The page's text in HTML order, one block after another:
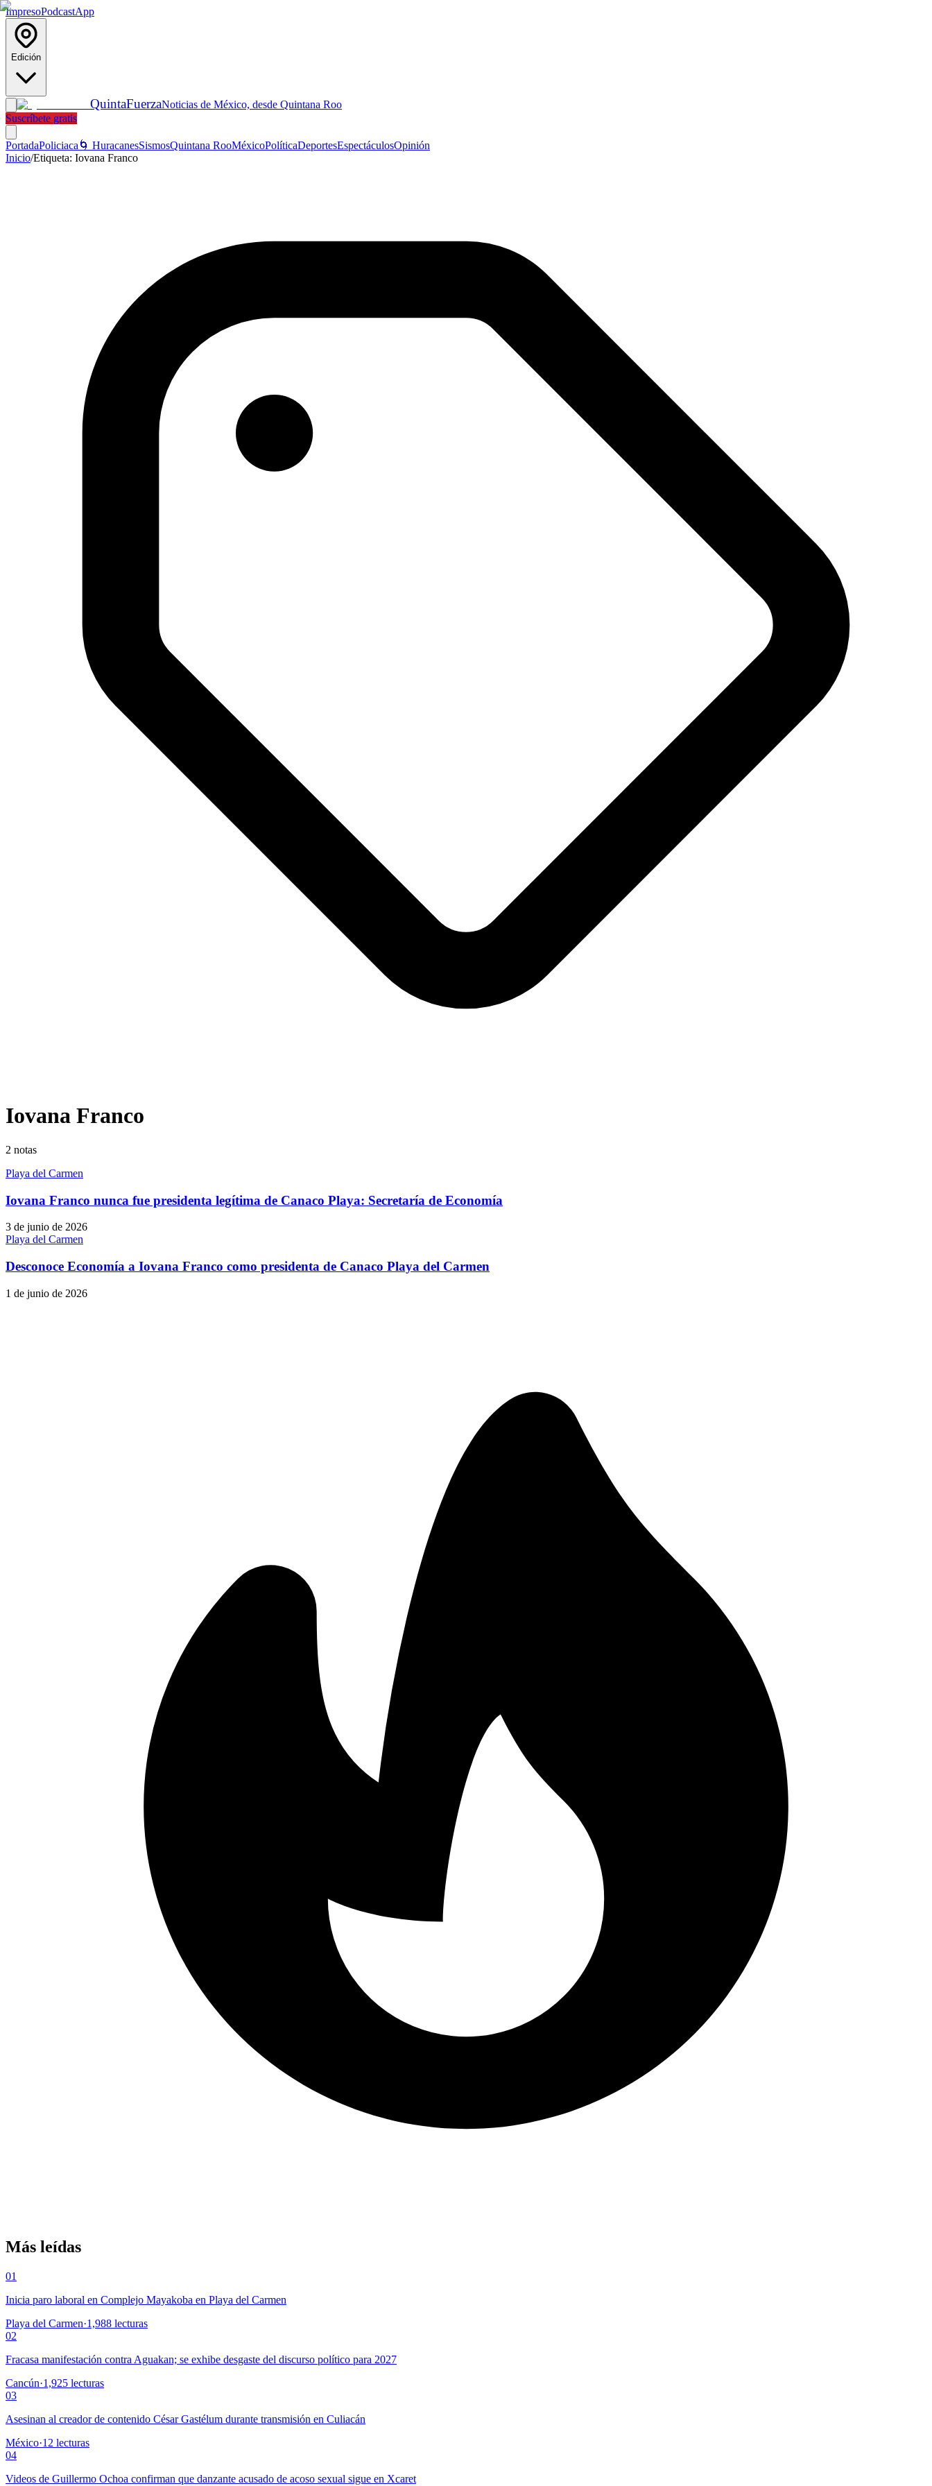
ImpresoPodcastApp
Edición
QuintaFuerzaNoticias de México, desde Quintana Roo
Suscríbete gratis
PortadaPoliciaca 🌀 HuracanesSismosQuintana RooMéxicoPolíticaDeportesEspectáculosOpinión
Inicio/Etiqueta: Iovana Franco
Iovana Franco
2 notas
Playa del Carmen
Iovana Franco nunca fue presidenta legítima de Canaco Playa: Secretaría de Economía
3 de junio de 2026
Playa del Carmen
Desconoce Economía a Iovana Franco como presidenta de Canaco Playa del Carmen
1 de junio de 2026
Más leídas
01
Inicia paro laboral en Complejo Mayakoba en Playa del Carmen
Playa del Carmen·1,988 lecturas
02
Fracasa manifestación contra Aguakan; se exhibe desgaste del discurso político para 2027
Cancún·1,925 lecturas
03
Asesinan al creador de contenido César Gastélum durante transmisión en Culiacán
México·12 lecturas
04
Videos de Guillermo Ochoa confirman que danzante acusado de acoso sexual sigue en Xcaret